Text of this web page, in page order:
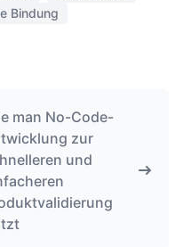
Bindung
man No-Code-
zur
und